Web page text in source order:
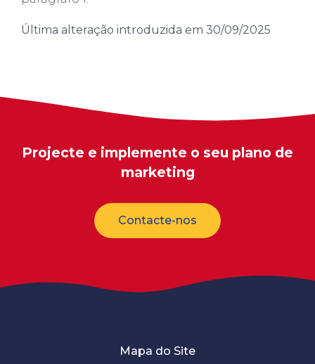
Última alteração introduzida em 30/09/2025
Projecte e implemente o seu plano de
marketing
Contacte-nos
Mapa do Site